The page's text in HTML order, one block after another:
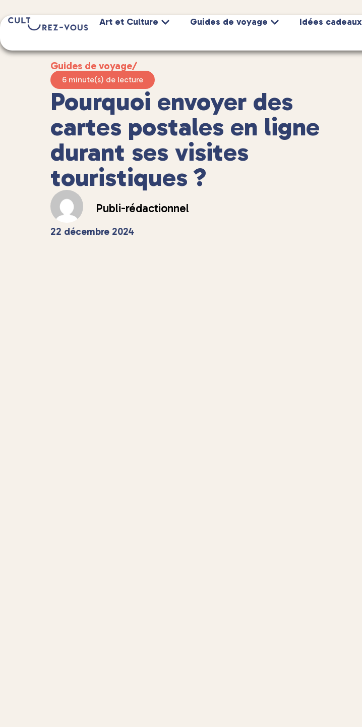
Art et Culture Guides de voyage Idées cadeaux
Guides de voyage/
6 minute(s) de lecture
Pourquoi envoyer des
cartes postales en ligne
durant ses visites
touristiques ?
Publi-rédactionnel
22 décembre 2024